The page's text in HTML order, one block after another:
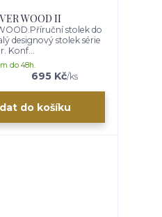
WOOD II
stolek do
designový stolek série
Konf...
695 Kč/ks
do 48h.
do košíku